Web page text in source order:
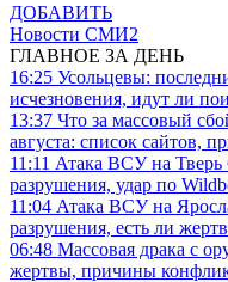
ДОБАВИТЬ
Новости СМИ2
ГЛАВНОЕ ЗА ДЕНЬ
16:25 Усольцевы:
исчезновения, идут ли
13:37 Что за массовый
августа: список сайтов,
11:11 Атака ВСУ на Тверь
разрушения, удар по
11:04 Атака ВСУ на
разрушения, есть ли
06:48 Массовая драка с
жертвы, причины